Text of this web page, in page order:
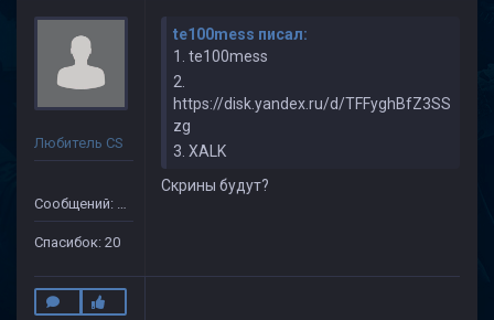
Любитель CS
Сообщений: 149
Спасибок: 20
te100mess писал:
1. te100mess
2.
https://disk.yandex.ru/d/TFFyghBfZ3SS
zg
3. XALK
Скрины будут?